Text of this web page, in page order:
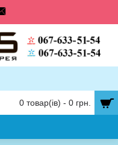
0 товар(ів) - 0 грн.